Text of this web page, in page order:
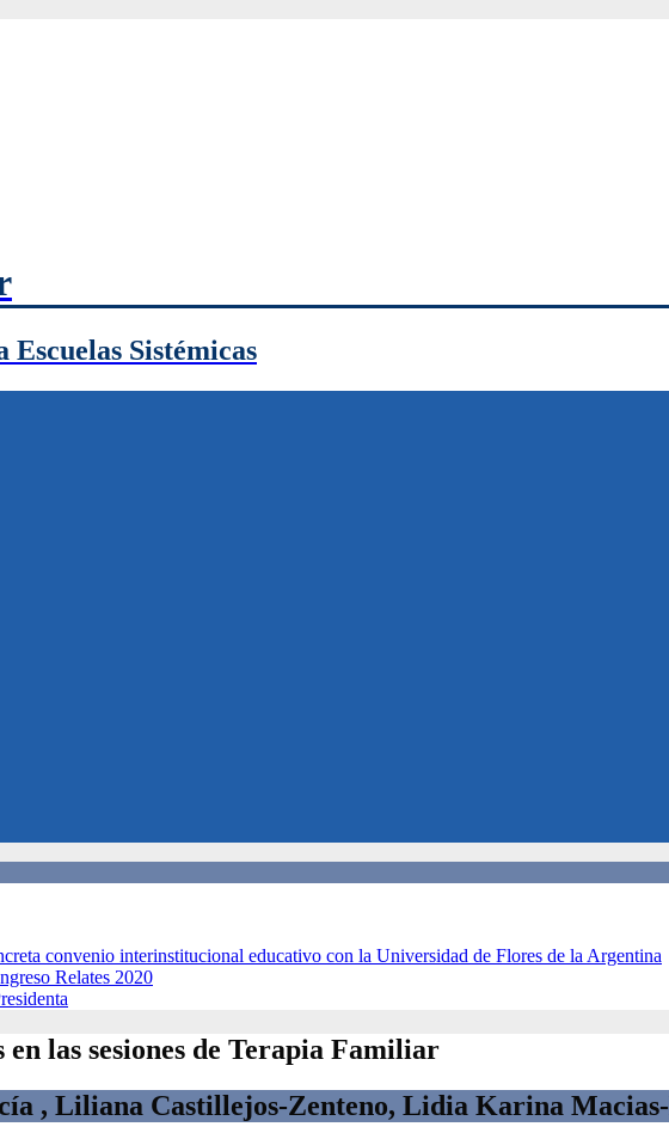
Sistémicas
convenio interinstitucional educativo con la Universidad de Flores de la Argentina
Relates 2020
las sesiones de Terapia Familiar
, Liliana Castillejos-Zenteno, Lidia Karina